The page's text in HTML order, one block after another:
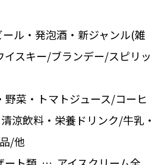
・発泡酒・新ジャンル(雑
スキー/ブランデー/スピリッ
菜・トマトジュース/コーヒ
涼飲料・栄養ドリンク/牛乳・
/他